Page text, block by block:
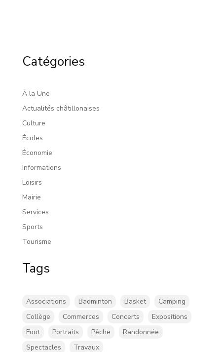
Catégories
À la Une
Actualités châtillonaises
Culture
Écoles
Économie
Informations
Loisirs
Mairie
Services
Sports
Tourisme
Tags
Associations Badminton Basket
Camping
Collège
Commerces Concerts
Expositions
Foot
Portraits Pêche
Randonnée
Spectacles
Travaux